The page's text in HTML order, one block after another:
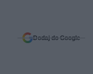
Dodaj do Google